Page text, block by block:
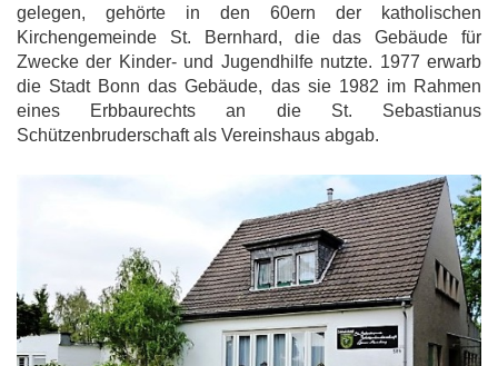
gelegen, gehörte in den 60ern der katholischen
Kirchengemeinde St. Bernhard, die das Gebäude für
Zwecke der Kinder- und Jugendhilfe nutzte. 1977 erwarb
die Stadt Bonn das Gebäude, das sie 1982 im Rahmen
eines Erbbaurechts an die St. Sebastianus
Schützenbruderschaft als Vereinshaus abgab.